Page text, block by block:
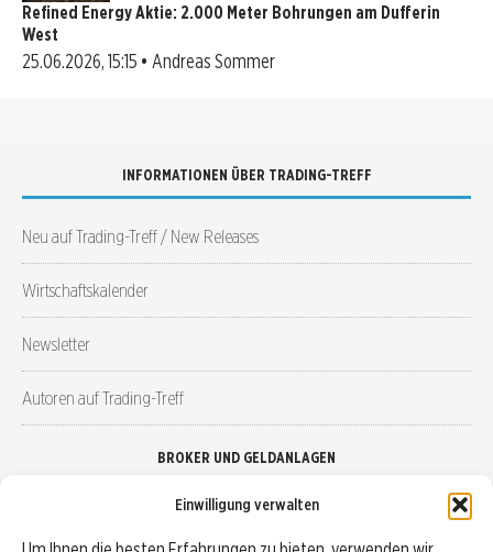
Einwilligung verwalten
Refined Energy Aktie: 2.000 Meter Bohrungen am Dufferin
West
25.06.2026, 15:15 • Andreas Sommer
INFORMATIONEN ÜBER TRADING-TREFF
Neu auf Trading-Treff / New Releases
Wirtschaftskalender
Newsletter
Autoren auf Trading-Treff
BROKER UND GELDANLAGEN